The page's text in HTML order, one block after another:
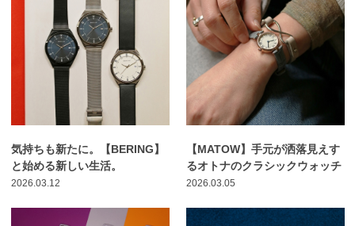
気持ちも新たに。【BERING】
と始める新しい生活。
2026.03.12
【MATOW】手元が洒落見えす
るオトナのクラシックウォッチ
2026.03.05